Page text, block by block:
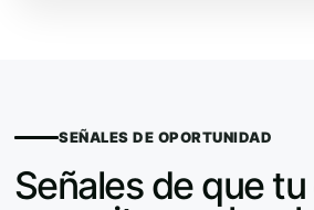
SEÑALES DE OPORTUNIDAD
Señales de que tu